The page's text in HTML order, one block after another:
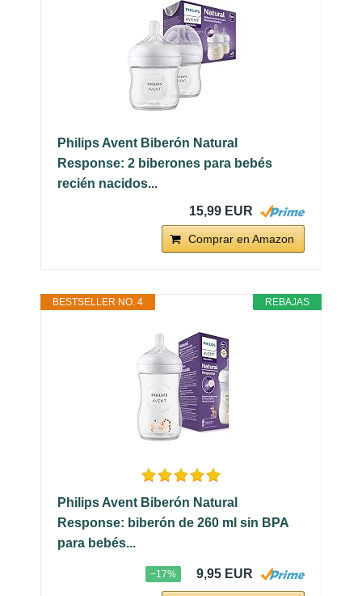
Philips Avent Biberón Natural
Response: 2 biberones para bebés
recién nacidos...
15,99 EUR
Comprar en Amazon
REBAJAS
BESTSELLER NO. 4
Philips Avent Biberón Natural
Response: biberón de 260 ml sin BPA
para bebés...
−17% 9,95 EUR